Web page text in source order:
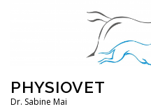
PHYSIOVET
Dr. Sabine Mai